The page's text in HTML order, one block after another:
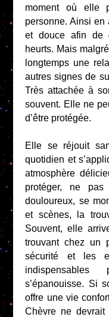
moment où elle
personne. Ainsi en
et douce afin de
heurts. Mais
longtemps une
autres signes de
Très attachée à
souvent. Elle ne
d’être protégée.
Elle se réjouit
quotidien et
atmosphère
protéger, ne
douloureux, se
et scènes, la
Souvent, elle
trouvant chez un
sécurité et les
s’épanouisse. Si
offre une vie
Chèvre ne